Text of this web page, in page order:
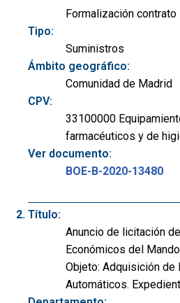
Formalización contrato
Tipo:
Suministros
Ámbito geográfico:
Comunidad de Madrid
CPV:
33100000
farmacéuticos y de
Ver documento:
BOE-B-2020-13480
Título:
Anuncio de licitación
Económicos del
Objeto: Adquisición de
Automáticos.